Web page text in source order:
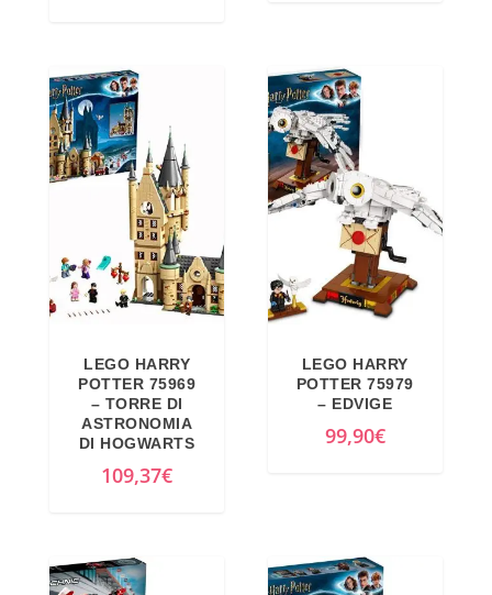
LEGO HARRY
POTTER 75969
– TORRE DI
ASTRONOMIA
DI HOGWARTS
109,37€
LEGO HARRY
POTTER 75979
– EDVIGE
99,90€